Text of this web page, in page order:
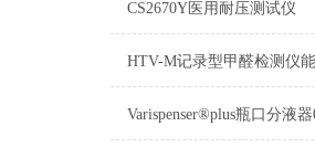
CS2670Y医用耐压测试仪